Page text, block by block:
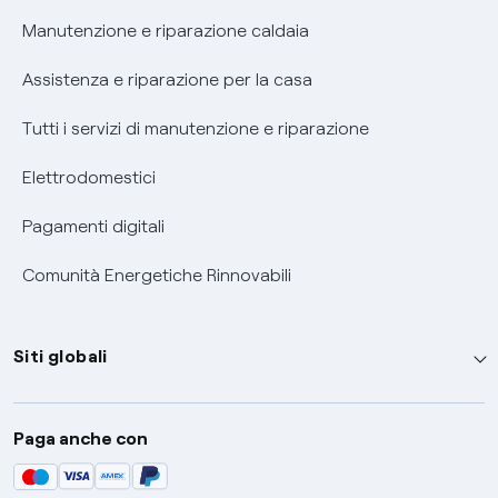
Informativa RAEE
Manutenzione e riparazione caldaia
Assistenza e riparazione per la casa
Tutti i servizi di manutenzione e riparazione
Elettrodomestici
Pagamenti digitali
Comunità Energetiche Rinnovabili
Siti globali
Enel Group
Enel Green Power
Paga anche con